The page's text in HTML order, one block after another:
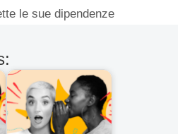
le sue dipendenze